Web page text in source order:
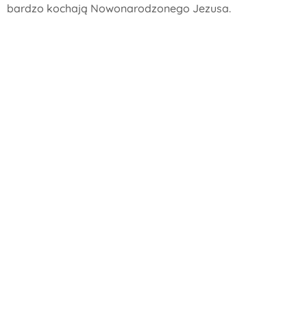
bardzo kochają Nowonarodzonego Jezusa.